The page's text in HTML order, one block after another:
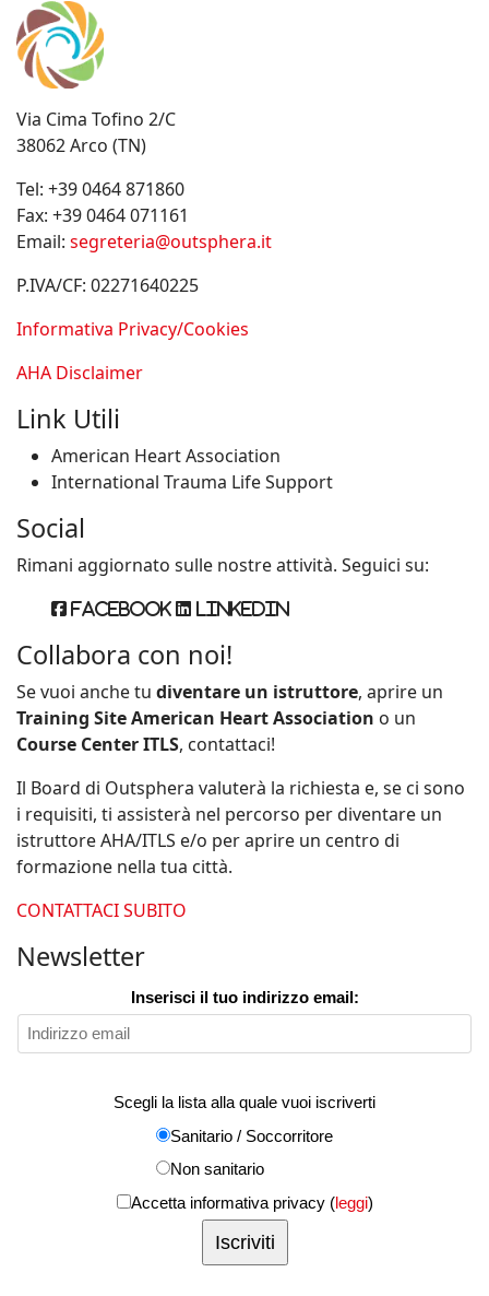
Via Cima Tofino 2/C
38062 Arco (TN)
Tel: +39 0464 871860
Fax: +39 0464 071161
Email: segreteria@outsphera.it
P.IVA/CF: 02271640225
Informativa Privacy/Cookies
AHA Disclaimer
Link Utili
American Heart Association
International Trauma Life Support
Social
Rimani aggiornato sulle nostre attività. Seguici su:
Facebook Linkedin
Collabora con noi!
Se vuoi anche tu diventare un istruttore, aprire un
Training Site American Heart Association o un
Course Center ITLS, contattaci!
Il Board di Outsphera valuterà la richiesta e, se ci sono
i requisiti, ti assisterà nel percorso per diventare un
istruttore AHA/ITLS e/o per aprire un centro di
formazione nella tua città.
CONTATTACI SUBITO
Newsletter
Inserisci il tuo indirizzo email:
Scegli la lista alla quale vuoi iscriverti
Sanitario / Soccorritore
Non sanitario
Accetta informativa privacy (leggi)